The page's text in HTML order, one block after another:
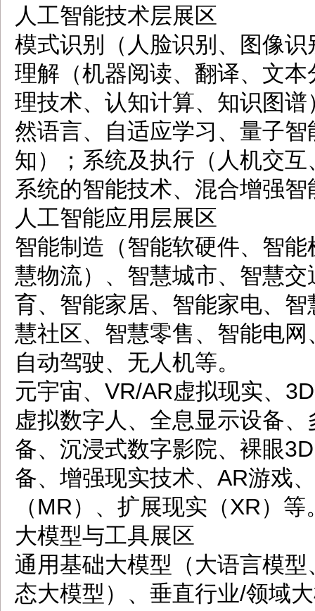
人工智能技术层展区
模式识别（人脸识别、图像
理解（机器阅读、翻译、文
理技术、认知计算、知识图
然语言、自适应学习、量子
知）；系统及执行（人机交
系统的智能技术、混合增强
人工智能应用层展区
智能制造（智能软硬件、智
慧物流）、智慧城市、智慧
育、智能家居、智能家电、
慧社区、智慧零售、智能电
自动驾驶、无人机等。
元宇宙、VR/AR虚拟现实、
虚拟数字人、全息显示设备
备、沉浸式数字影院、裸眼
备、增强现实技术、AR游戏
（MR）、扩展现实（XR）等
大模型与工具展区
通用基础大模型（大语言模
态大模型）、垂直行业/领域